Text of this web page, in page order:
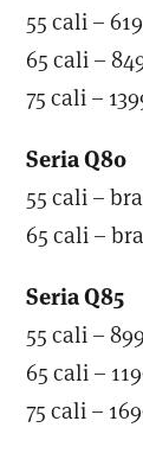
55 cali –
65 cali –
75 cali –
Seria Q80
55 cali –
65 cali –
Seria Q85
55 cali –
65 cali –
75 cali –